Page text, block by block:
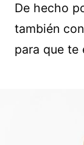
De hecho
también
para que te